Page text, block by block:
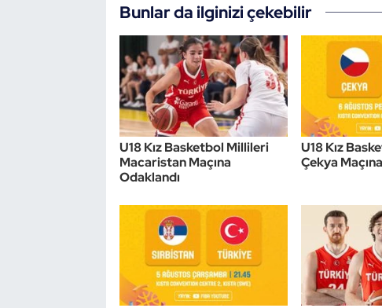
Bunlar da ilginizi çekebilir
U18 Kız Basketbol Millileri
Macaristan Maçına
Odaklandı
U18 Kız
Çekya
Sualtı Sporları
Vücut Geliştirme Fitness